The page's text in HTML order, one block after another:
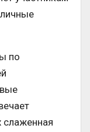
по
слаженная